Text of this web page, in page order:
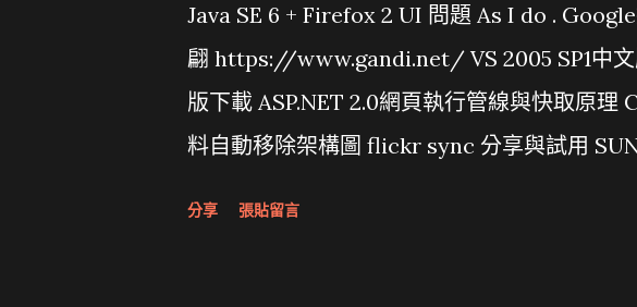
Java SE 6 + Firefox 2 UI 問題 As I do .
翩 https://www.gandi.net/ VS 2005 SP1中
版下載 ASP.NET 2.0網頁執行管線與快取原理
料自動移除架構圖 flickr sync 分享與試用
分享 張貼留言